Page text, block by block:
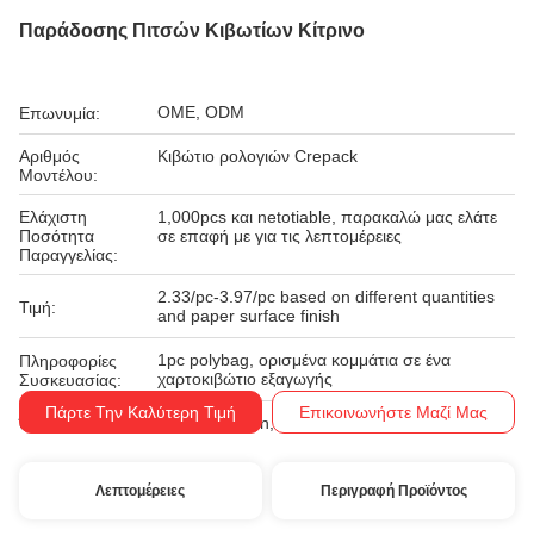
Παράδοσης Πιτσών Κιβωτίων Κίτρινο
Επωνυμία: OME, ODM
Αριθμός
Μοντέλου:
Κιβώτιο ρολογιών Crepack
Ελάχιστη
Ποσότητα
Παραγγελίας:
1,000pcs και netotiable, παρακαλώ μας ελάτε
σε επαφή με για τις λεπτομέρειες
Τιμή:
2.33/pc-3.97/pc based on different quantities
and paper surface finish
Πληροφορίες
Συσκευασίας:
1pc polybag, ορισμένα κομμάτια σε ένα
χαρτοκιβώτιο εξαγωγής
Όροι Πληρωμής: Western Union, T/T
Πάρτε Την Καλύτερη Τιμή Επικοινωνήστε Μαζί Μας
Λεπτομέρειες Περιγραφή Προϊόντος